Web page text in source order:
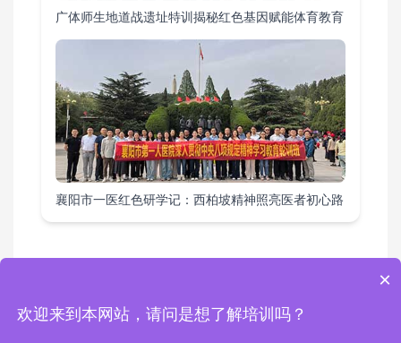
广体师生地道战遗址特训揭秘红色基因赋能体育教育
襄阳市一医红色研学记：西柏坡精神照亮医者初心路
Copyright © 2024 西柏坡红色培训基地 版权所有 地址：西柏坡红色培训基地
×
欢迎来到本网站，请问是想了解培训吗？